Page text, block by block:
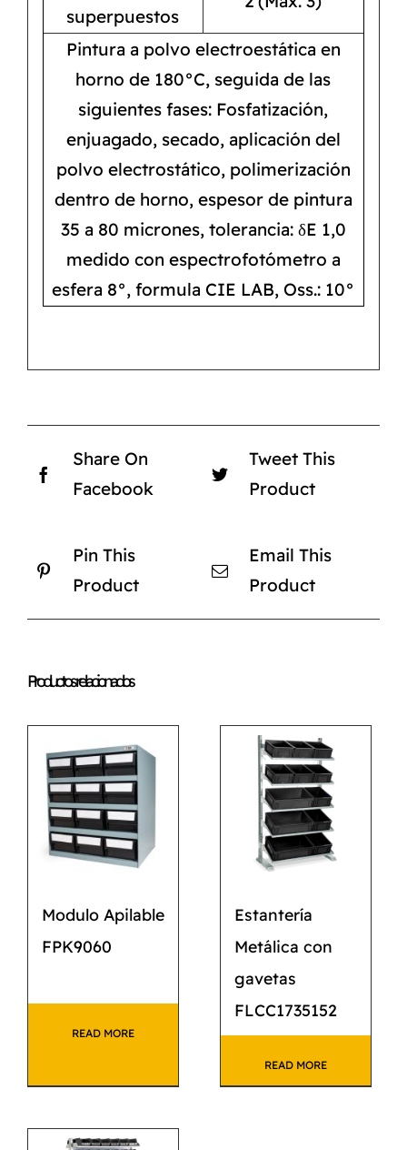
superpuestos
Pintura a polvo electroestática en
horno de 180°C, seguida de las
siguientes fases: Fosfatización,
enjuagado, secado, aplicación del
polvo electrostático, polimerización
dentro de horno, espesor de pintura
35 a 80 micrones, tolerancia: δE 1,0
medido con espectrofotómetro a
esfera 8°, formula CIE LAB, Oss.: 10°
Share On
Facebook
Tweet This
Product
Pin This
Product
Email This
Product
Productos relacionados
Modulo Apilable
FPK9060
READ MORE
Estantería
Metálica con
gavetas
FLCC1735152
READ MORE